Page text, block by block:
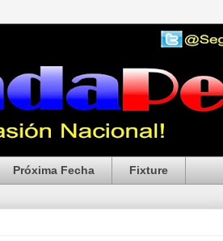
Próxima Fecha Fixture